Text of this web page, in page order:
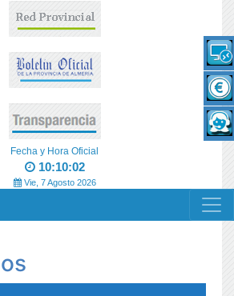
Fecha y Hora Oficial
10:10:02
Vie, 7 Agosto 2026